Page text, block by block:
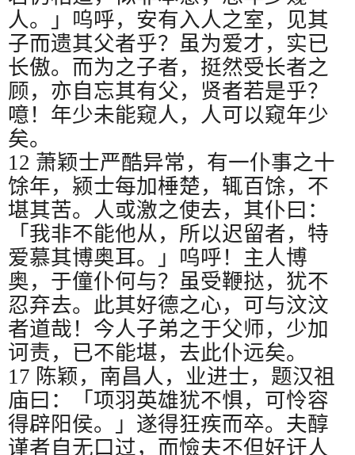
人。」呜呼，安有入人之室，见其
子而遗其父者乎？虽为爱才，实已
长傲。而为之子者，挺然受长者之
顾，亦自忘其有父，贤者若是乎？
噫！年少未能窥人，人可以窥年少
矣。
12 萧颖士严酷异常，有一仆事之十
馀年，颍士每加棰楚，辄百馀，不
堪其苦。人或激之使去，其仆曰：
「我非不能他从，所以迟留者，特
爱慕其博奥耳。」呜呼！主人博
奥，于僮仆何与？虽受鞭挞，犹不
忍弃去。此其好德之心，可与汶汶
者道哉！今人子弟之于父师，少加
诃责，已不能堪，去此仆远矣。
17 陈颖，南昌人，业进士，题汉祖
庙曰：「项羽英雄犹不惧，可怜容
得辟阳侯。」遂得狂疾而卒。夫醇
谨者自无口过，而憸夫不但好讦人